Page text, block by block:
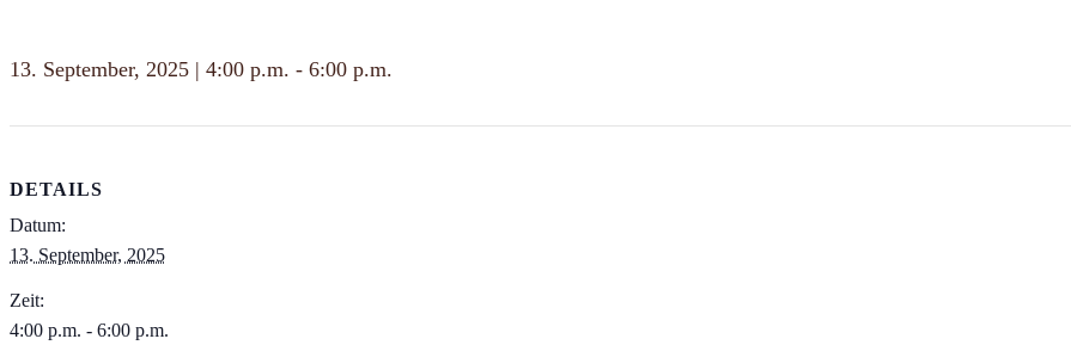
13. September, 2025 | 4:00 p.m. - 6:00 p.m.
DETAILS
Datum:
13. September, 2025
Zeit:
4:00 p.m. - 6:00 p.m.